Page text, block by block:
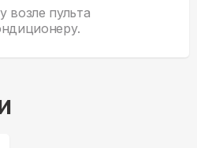
возле пульта